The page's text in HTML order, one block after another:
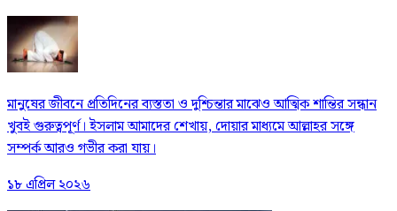
মানুষের জীবনে প্রতিদিনের ব্যস্ততা ও দুশ্চিন্তার মাঝেও আত্মিক শান্তির সন্ধান
খুবই গুরুত্বপূর্ণ। ইসলাম আমাদের শেখায়, দোয়ার মাধ্যমে আল্লাহর সঙ্গে
সম্পর্ক আরও গভীর করা যায়।
১৮ এপ্রিল ২০২৬